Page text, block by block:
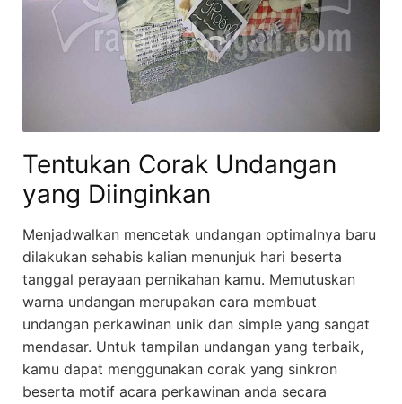
Tentukan Corak Undangan
yang Diinginkan
Menjadwalkan mencetak undangan optimalnya baru
dilakukan sehabis kalian menunjuk hari beserta
tanggal perayaan pernikahan kamu. Memutuskan
warna undangan merupakan cara membuat
undangan perkawinan unik dan simple yang sangat
mendasar. Untuk tampilan undangan yang terbaik,
kamu dapat menggunakan corak yang sinkron
beserta motif acara perkawinan anda secara